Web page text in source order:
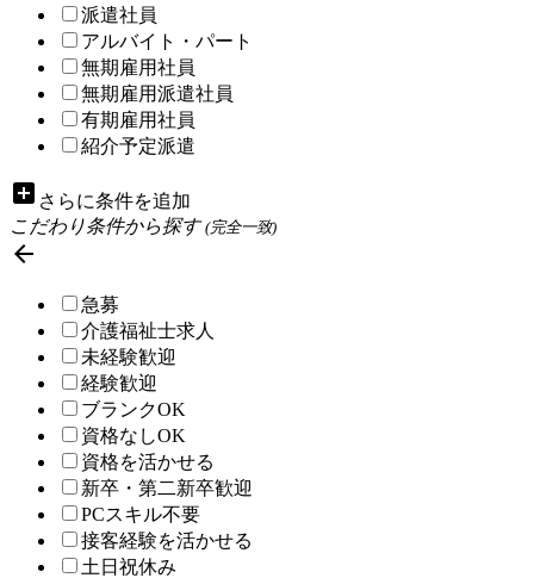
派遣社員
アルバイト・パート
無期雇用社員
無期雇用派遣社員
有期雇用社員
紹介予定派遣
add_box さらに条件を追加
こだわり条件から探す(完全一致)

急募
介護福祉士求人
未経験歓迎
経験歓迎
ブランクOK
資格なしOK
資格を活かせる
新卒・第二新卒歓迎
PCスキル不要
接客経験を活かせる
土日祝休み